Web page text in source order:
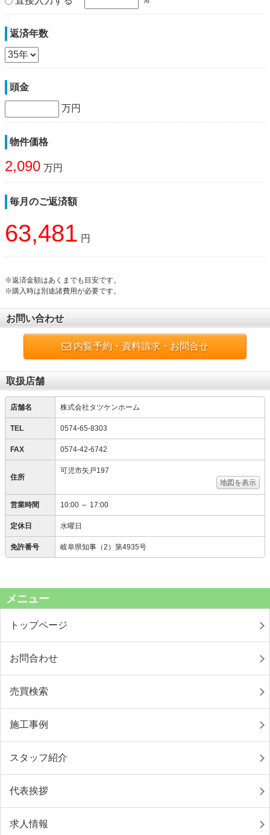
返済年数
頭金
万円
物件価格
2,090 万円
毎月のご返済額
63,481 円
※返済金額はあくまでも目安です。
※購入時は別途諸費用が必要です。
お問い合わせ
内覧予約・資料請求・お問合せ
取扱店舗
店舗名 株式会社タツケンホーム
TEL 0574-65-8303
FAX 0574-42-6742
住所
可児市矢戸197
地図を表示
営業時間 10:00 ～ 17:00
定休日 水曜日
免許番号 岐阜県知事（2）第4935号
メニュー
トップページ
お問合わせ
売買検索
施工事例
スタッフ紹介
代表挨拶
求人情報